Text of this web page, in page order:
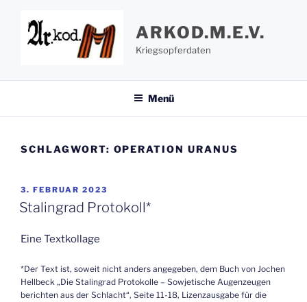
springen
ARKOD.M.E.V.
Kriegsopferdaten
Menü
SCHLAGWORT: OPERATION URANUS
VERÖFFENTLICHT
AM
3. FEBRUAR 2023
Stalingrad Protokoll*
Eine Textkollage
*Der Text ist, soweit nicht anders angegeben, dem Buch von Jochen
Hellbeck „Die Stalingrad Protokolle – Sowjetische Augenzeugen
berichten aus der Schlacht“, Seite 11-18, Lizenzausgabe für die